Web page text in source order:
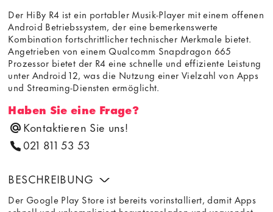
Der HiBy R4 ist ein portabler Musik-Player mit einem offenen
Android Betriebssystem, der eine bemerkenswerte
Kombination fortschrittlicher technischer Merkmale bietet.
Angetrieben von einem Qualcomm Snapdragon 665
Prozessor bietet der R4 eine schnelle und effiziente Leistung
unter Android 12, was die Nutzung einer Vielzahl von Apps
und Streaming-Diensten ermöglicht.
Haben Sie eine Frage?
Kontaktieren Sie uns!
021 811 53 53
BESCHREIBUNG
Der Google Play Store ist bereits vorinstalliert, damit Apps